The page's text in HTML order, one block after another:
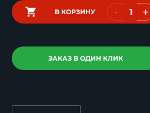
В КОРЗИНУ - +
ЗАКАЗ В ОДИН КЛИК